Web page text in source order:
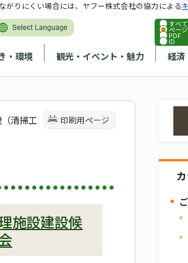
すべて
ページ
PDF
ID
・環境 観光・イベント・魅力 経済
がりにくい場合には、ヤフー株式会社の協力による
印刷用ページ
清掃工
施設建設候